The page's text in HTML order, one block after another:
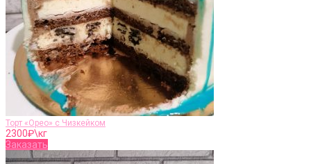
Торт «Орео» с Чизкейком
2300₽\кг
Заказать